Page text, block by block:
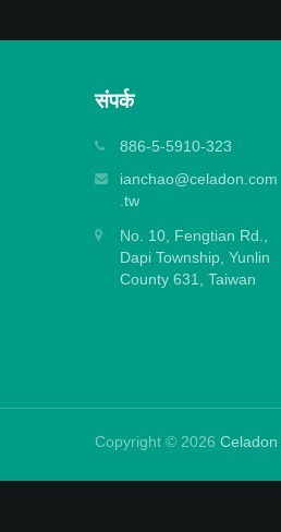
संपर्क
886-5-5910-323
ianchao@celadon.com
.tw
No. 10, Fengtian Rd.,
Dapi Township, Yunlin
County 631, Taiwan
एम्बॉस्ड
बड़े और मध्यम
अधिक पढ़ें
Copyright © 2026 Celadon